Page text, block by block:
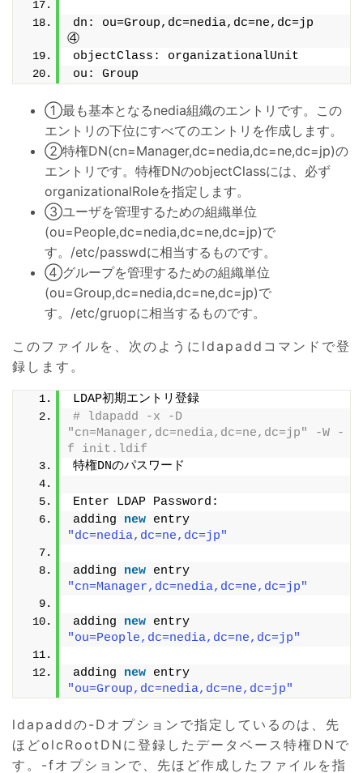
dn: ou=Group,dc=nedia,dc=ne,dc=jp
④
objectClass: organizationalUnit
ou: Group
①最も基本となるnedia組織のエントリです。この
エントリの下位にすべてのエントリを作成します。
②特権DN(cn=Manager,dc=nedia,dc=ne,dc=jp)の
エントリです。特権DNのobjectClassには、必ず
organizationalRoleを指定します。
③ユーザを管理するための組織単位
(ou=People,dc=nedia,dc=ne,dc=jp)で
す。/etc/passwdに相当するものです。
④グループを管理するための組織単位
(ou=Group,dc=nedia,dc=ne,dc=jp)で
す。/etc/gruopに相当するものです。
このファイルを、次のようにldapaddコマンドで登
録します。
LDAP初期エントリ登録
# ldapadd -x -D
"cn=Manager,dc=nedia,dc=ne,dc=jp" -W -
f init.ldif
特権DNのパスワード
Enter LDAP Password:
adding new
"dc=nedia,dc=ne,dc=jp"
adding new
"cn=Manager,dc=nedia,dc=ne,dc=jp"
adding new
"ou=People,dc=nedia,dc=ne,dc=jp"
adding new
"ou=Group,dc=nedia,dc=ne,dc=jp"
ldapaddの-Dオプションで指定しているのは、先
ほどolcRootDNに登録したデータベース特権DNで
す。-fオプションで、先ほど作成したファイルを指